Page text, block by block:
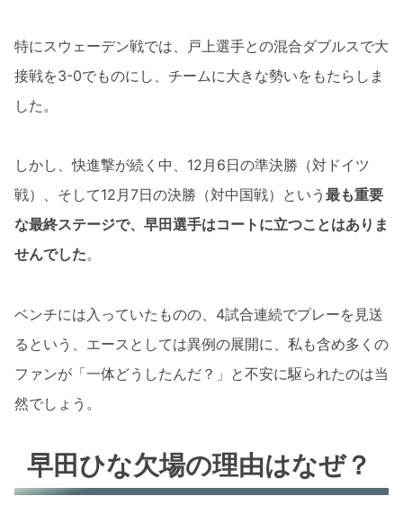
特にスウェーデン戦では、戸上選手との混合ダブルスで大
接戦を3-0でものにし、チームに大きな勢いをもたらしま
した。
しかし、快進撃が続く中、12月6日の準決勝（対ドイツ
戦）、そして12月7日の決勝（対中国戦）という 最も重要
な最終ステージで、早田選手はコートに立つことはありま
せんでした。
ベンチには入っていたものの、4試合連続でプレーを見送
るという、エースとしては異例の展開に、私も含め多くの
ファンが「一体どうしたんだ？」と不安に駆られたのは当
然でしょう。
早田ひな欠場の理由はなぜ？